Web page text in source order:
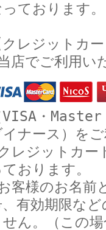
ております。
クレジットカ
店でご利用い
VISA・Master
イナース）を
レジットカー
ております。
客様のお名前
有効期限な
せん。（この